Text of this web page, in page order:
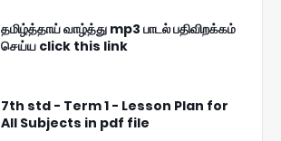
தமிழ்த்தாய் வாழ்த்து mp3 பாடல் பதிவிறக்கம்
செய்ய click this link
7th std - Term 1 - Lesson Plan for
All Subjects in pdf file